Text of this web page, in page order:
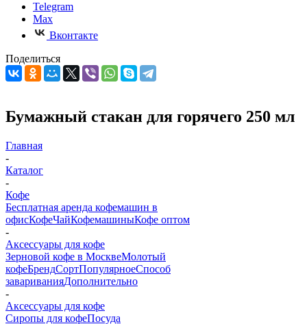
Telegram
Max
Вконтакте
Поделиться
Бумажный стакан для горячего 250 мл
Главная
-
Каталог
-
Кофе
Бесплатная аренда кофемашин в
офисКофеЧайКофемашиныКофе оптом
-
Аксессуары для кофе
Зерновой кофе в МосквеМолотый
кофеБрендСортПопулярноеСпособ
завариванияДополнительно
-
Аксессуары для кофе
Сиропы для кофеПосуда